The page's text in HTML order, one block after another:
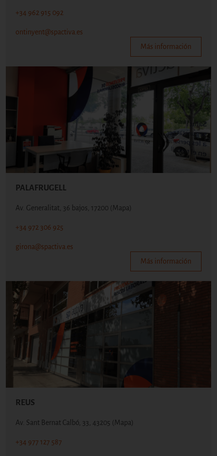
+34 962 915 092
ontinyent@spactiva.es
Más información
PALAFRUGELL
Av. Generalitat, 36 bajos, 17200 (Mapa)
+34 972 306 925
girona@spactiva.es
Más información
REUS
Av. Sant Bernat Calbó, 33, 43205 (Mapa)
+34 977 127 587